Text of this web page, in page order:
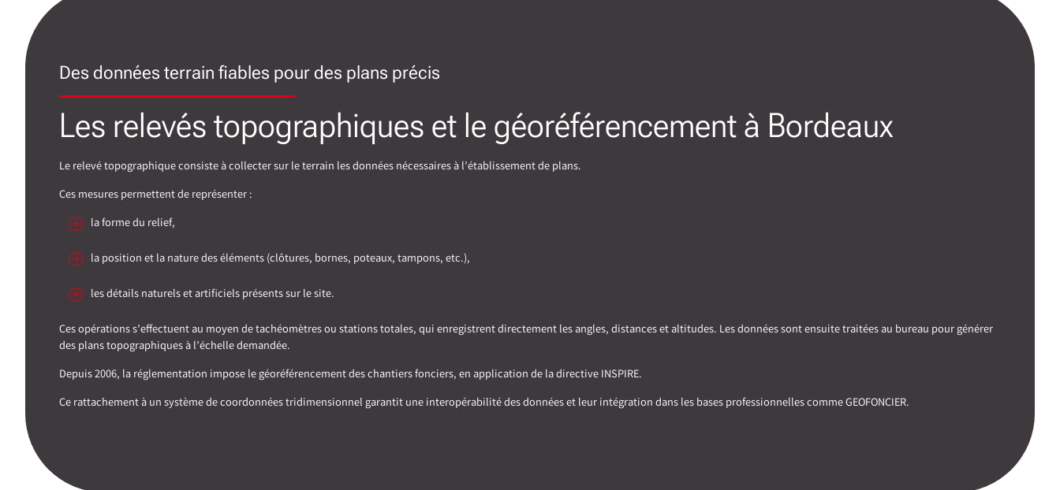
Des données terrain fiables pour des plans précis
Les relevés topographiques et le géoréférencement à Bordeaux
Le relevé topographique consiste à collecter sur le terrain les données nécessaires à l’établissement de plans.
Ces mesures permettent de représenter :
la forme du relief,
la position et la nature des éléments (clôtures, bornes, poteaux, tampons, etc.),
les détails naturels et artificiels présents sur le site.
Ces opérations s’effectuent au moyen de tachéomètres ou stations totales, qui enregistrent directement les angles, distances et altitudes. Les données sont ensuite traitées au bureau pour générer
des plans topographiques à l’échelle demandée.
Depuis 2006, la réglementation impose le géoréférencement des chantiers fonciers, en application de la directive INSPIRE.
Ce rattachement à un système de coordonnées tridimensionnel garantit une interopérabilité des données et leur intégration dans les bases professionnelles comme GEOFONCIER.